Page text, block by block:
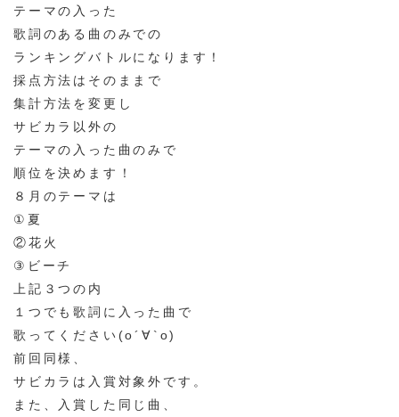
テーマの入った
歌詞のある曲のみでの
ランキングバトルになります！
採点方法はそのままで
集計方法を変更し
サビカラ以外の
テーマの入った曲のみで
順位を決めます！
８月のテーマは
①夏
②花火
③ビーチ
上記３つの内
１つでも歌詞に入った曲で
歌ってください(о´∀`о)
前回同様、
サビカラは入賞対象外です。
また、入賞した同じ曲、